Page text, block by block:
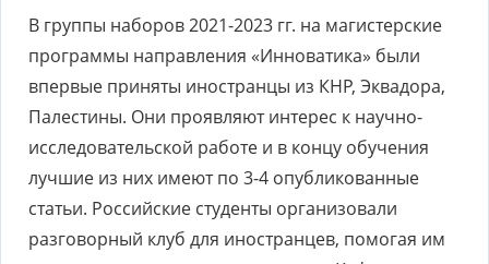
В группы наборов 2021-2023 гг. на магистерские
программы направления «Инноватика» были
впервые приняты иностранцы из КНР, Эквадора,
Палестины. Они проявляют интерес к научно-
исследовательской работе и в концу обучения
лучшие из них имеют по 3-4 опубликованные
статьи. Российские студенты организовали
разговорный клуб для иностранцев, помогая им